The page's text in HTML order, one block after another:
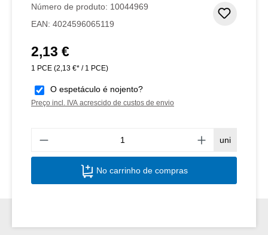
Número de produto: 10044969
EAN: 4024596065119
Preço normal:
2,13 €
1 PCE (2,13 €* / 1 PCE)
O espetáculo é nojento?
Preço incl. IVA acrescido de custos de envio
uni
No carrinho de compras